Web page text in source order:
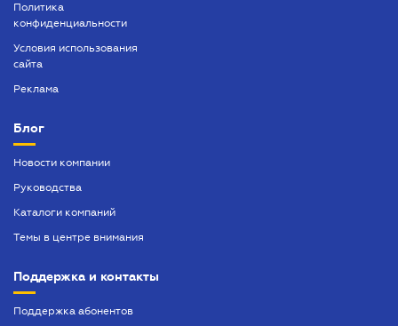
Политика
конфиденциальности
Условия использования
сайта
Реклама
Блог
Новости компании
Руководства
Каталоги компаний
Темы в центре внимания
Поддержка и контакты
Поддержка абонентов